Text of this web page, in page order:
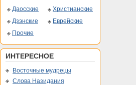
Даосские
Христианские
Дзэнские
Еврейские
Прочие
ИНТЕРЕСНОЕ
Восточные мудрецы
Слова Назидания